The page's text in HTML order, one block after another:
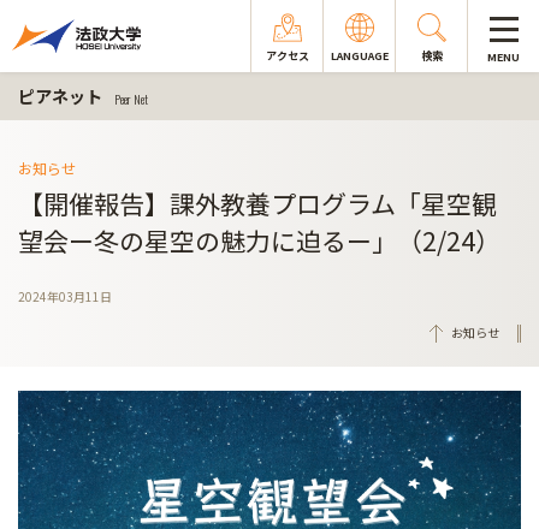
アクセス LANGUAGE 検索 MENU
ピアネット Peer Net
お知らせ
【開催報告】課外教養プログラム「星空観
望会ー冬の星空の魅力に迫るー」（2/24）
2024年03月11日
お知らせ